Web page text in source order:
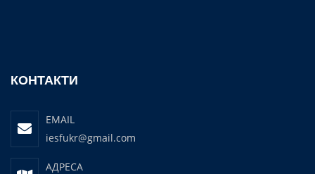
КОНТАКТИ
EMAIL
iesfukr@gmail.com
АДРЕСА